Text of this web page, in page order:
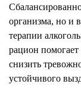
организма, но и
терапии
рацион помогает
снизить
устойчивого